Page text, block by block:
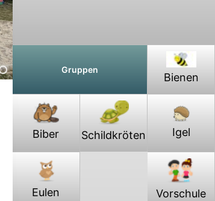
Gruppen
Bienen
Biber Schildkröten Igel
Eulen Vorschule
Projekt Sommer
Projekt Sommer